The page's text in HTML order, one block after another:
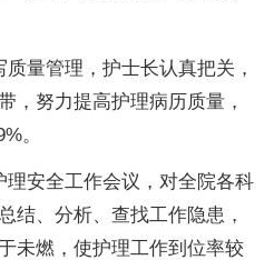
量管理，护士长认真把关，
，努力提高护理病历质量，
。
理安全工作会议，对全院各科
结、分析、查找工作隐患，
未燃，使护理工作到位率较